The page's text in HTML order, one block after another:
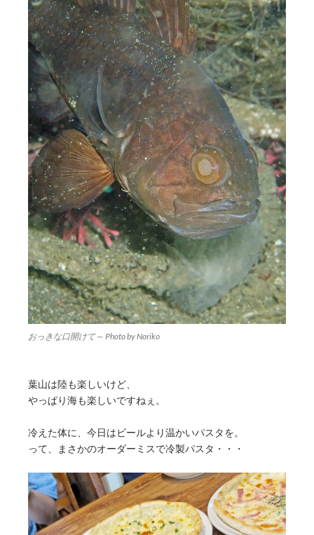
おっきな口開けて～ Photo by Noriko
葉山は陸も楽しいけど、
やっぱり海も楽しいですねぇ。
冷えた体に、今日はビールより温かいパスタを。
って、まさかのオーダーミスで冷製パスタ・・・